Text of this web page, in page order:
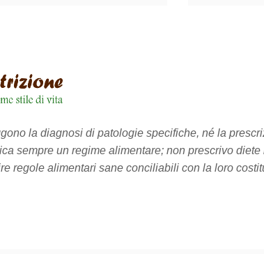
la diagnosi di patologie specifiche, né la
sempre un regime alimentare; non prescrivo diete
regole alimentari sane conciliabili con la loro